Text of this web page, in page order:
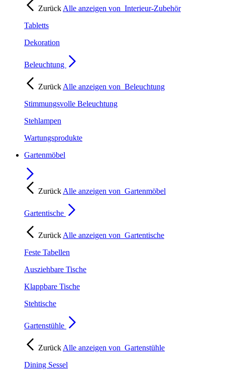
Zurück Alle anzeigen von Interieur-Zubehör
Tabletts
Dekoration
Beleuchtung
Zurück Alle anzeigen von Beleuchtung
Stimmungsvolle Beleuchtung
Stehlampen
Wartungsprodukte
Gartenmöbel
Zurück Alle anzeigen von Gartenmöbel
Gartentische
Zurück Alle anzeigen von Gartentische
Feste Tabellen
Ausziehbare Tische
Klappbare Tische
Stehtische
Gartenstühle
Zurück Alle anzeigen von Gartenstühle
Dining Sessel